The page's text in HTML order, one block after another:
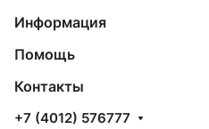
Информация
Помощь
Контакты
+7 (4012) 576777